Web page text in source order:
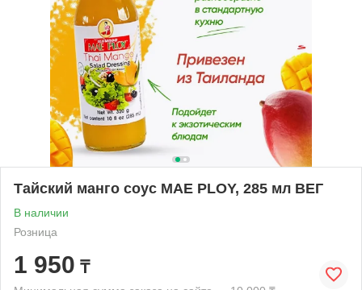
Тайский манго соус MAE PLOY, 285 мл ВЕГ
В наличии
Розница
1 950 ₸